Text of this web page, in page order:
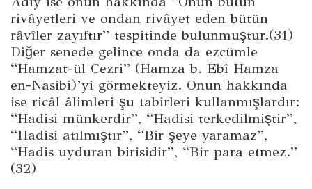
rivâyetleri ve ondan rivâyet eden bütün
râvîler zayıftır” tespitinde bulunmuştur.(31)
Diğer senede gelince onda da ezcümle
“Hamzat-ül Cezri” (Hamza b. Ebî Hamza
en-Nasibi)’yi görmekteyiz. Onun hakkında
ise ricâl âlimleri şu tabirleri kullanmışlardır:
“Hadisi münkerdir”, “Hadisi terkedilmiştir”,
“Hadisi atılmıştır”, “Bir şeye yaramaz”,
“Hadis uyduran birisidir”, “Bir para etmez.”
(32)